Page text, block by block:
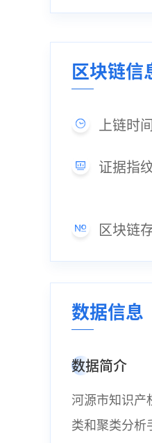
区块链信
上链时
证据指纹
区块链
数据信息
数据简介
河源市知识产
类和聚类分析